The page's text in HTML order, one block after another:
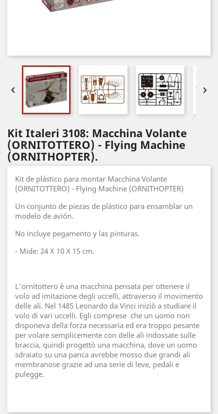
 
Kit Italeri 3108: Macchina Volante
(ORNITOTTERO) - Flying Machine
(ORNITHOPTER).
Kit de plástico para montar Macchina Volante
(ORNITOTTERO) - Flying Machine (ORNITHOPTER)
Un conjunto de piezas de plástico para ensamblar un
modelo de avión.
No incluye pegamento y las pinturas.
- Mide: 24 X 10 X 15 cm.
L’ornitottero è una macchina pensata per ottenere il
volo ad imitazione degli uccelli, attraverso il movimento
delle ali. Nel 1485 Leonardo da Vinci iniziò a studiare il
volo di vari uccelli. Egli comprese che un uomo non
disponeva della forza necessaria ed era troppo pesante
per volare semplicemente con delle ali indossate sulle
braccia, quindi progettò una macchina, dove un uomo
sdraiato su una panca avrebbe mosso due grandi ali
membranose grazie ad una serie di leve, pedali e
pulegge.